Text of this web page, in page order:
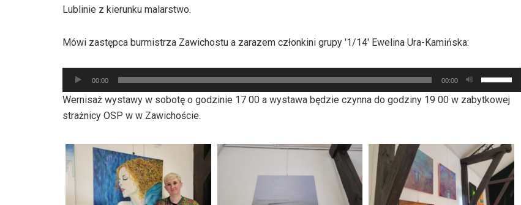
Lublinie z kierunku malarstwo.
Mówi zastępca burmistrza Zawichostu a zarazem członkini grupy '1/14′ Ewelina Ura-Kamińska:
Odtwarzacz
plików
dźwiękowych
00:00 00:00
strzałek
do
do
dołu
aby
zwiększyć
Wernisaż wystawy w sobotę o godzinie 17 00 a wystawa będzie czynna do godziny 19 00 w zabytkowej
strażnicy OSP w w Zawichoście.